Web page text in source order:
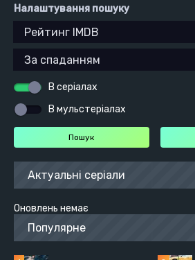
Налаштування пошуку
В серіалах
В мульстеріалах
Актуальні серіали
Оновлень немає
Популярне